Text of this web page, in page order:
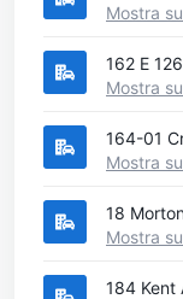
Mostra
162 E
Mostra
164-01
Mostra
18
Mostra
184 Kent